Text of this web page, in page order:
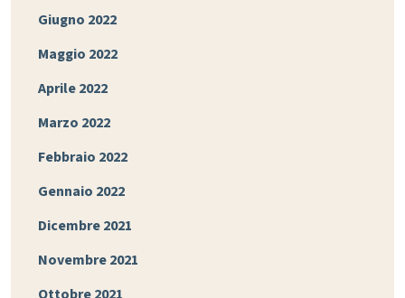
Giugno 2022
Maggio 2022
Aprile 2022
Marzo 2022
Febbraio 2022
Gennaio 2022
Dicembre 2021
Novembre 2021
Ottobre 2021